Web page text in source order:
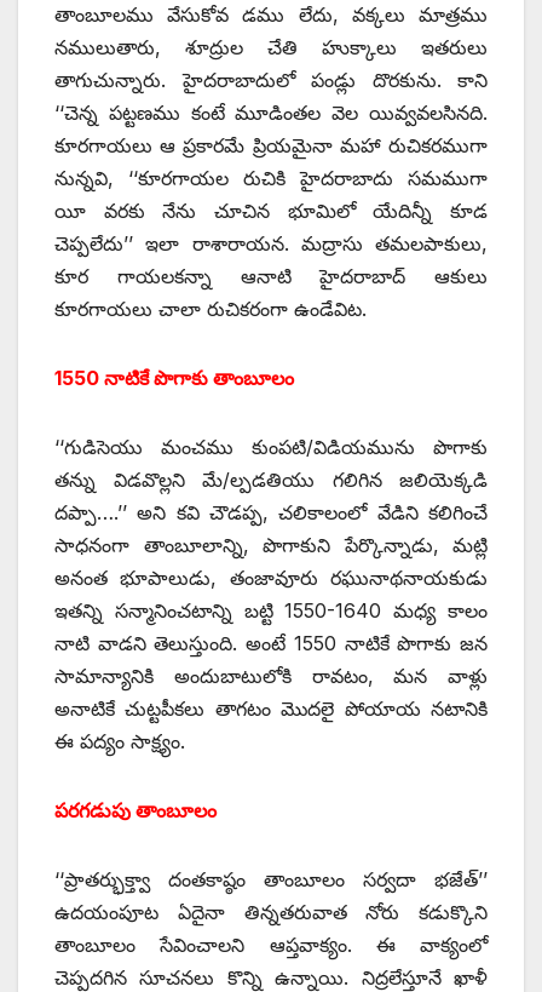
తాంబూలము వేసుకోవ డము లేదు, వక్కలు మాత్రము
నములుతారు, శూద్రుల చేతి హుక్కాలు ఇతరులు
తాగుచున్నారు. హైదరాబాదులో పండ్లు దొరకును. కాని
‘‘చెన్న పట్టణము కంటే మూడింతల వెల యివ్వవలసినది.
కూరగాయలు ఆ ప్రకారమే ప్రియమైనా మహా రుచికరముగా
నున్నవి, ‘‘కూరగాయల రుచికి హైదరాబాదు సమముగా
యీ వరకు నేను చూచిన భూమిలో యేదిన్నీ కూడ
చెప్పలేదు’’ ఇలా రాశారాయన. మద్రాసు తమలపాకులు,
కూర గాయలకన్నా ఆనాటి హైదరాబాద్‌ ఆకులు
కూరగాయలు చాలా రుచికరంగా ఉండేవిట.
1550 నాటికే పొగాకు తాంబూలం
‘‘గుడిసెయు మంచము కుంపటి/విడియమును పొగాకు
తన్ను విడవొల్లని మే/ల్పడతియు గలిగిన జలియెక్కడి
దప్పా….’’ అని కవి చౌడప్ప, చలికాలంలో వేడిని కలిగించే
సాధనంగా తాంబూలాన్ని, పొగాకుని పేర్కొన్నాడు, మట్లి
అనంత భూపాలుడు, తంజావూరు రఘునాథనాయకుడు
ఇతన్ని సన్మానించటాన్ని బట్టి 1550-1640 మధ్య కాలం
నాటి వాడని తెలుస్తుంది. అంటే 1550 నాటికే పొగాకు జన
సామాన్యానికి అందుబాటులోకి రావటం, మన వాళ్లు
అనాటికే చుట్టపీకలు తాగటం మొదలై పోయాయ నటానికి
ఈ పద్యం సాక్ష్యం.
పరగడుపు తాంబూలం
‘‘ప్రాతర్భుక్త్వా దంతకాష్ఠం తాంబూలం సర్వదా భజేత్‌’’
ఉదయంపూట ఏదైనా తిన్నతరువాత నోరు కడుక్కొని
తాంబూలం సేవించాలని ఆప్తవాక్యం. ఈ వాక్యంలో
చెప్పదగిన సూచనలు కొన్ని ఉన్నాయి. నిద్రలేస్తూనే ఖాళీ